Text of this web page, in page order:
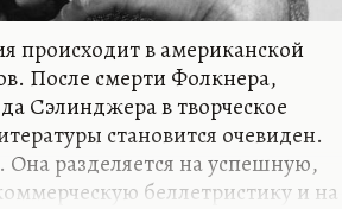
происходит в американской
После смерти Фолкнера,
Сэлинджера в творческое
становится очевиден.
Она разделяется на успешную,
беллетристику и на